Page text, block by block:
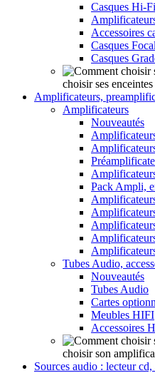
Casques Hi-Fi
Accessoires
Casques Focal
Casques
choisir ses
Amplificateurs,
Amplificateurs
Nouveautés
Pack Ampli,
Tubes Audio,
Nouveautés
Tubes Audio
Cartes
Meubles HIFI
Accessoires
choisir son
Sources audio : lecteur cd,